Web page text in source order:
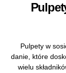
Pulpety w
danie, które
wielu